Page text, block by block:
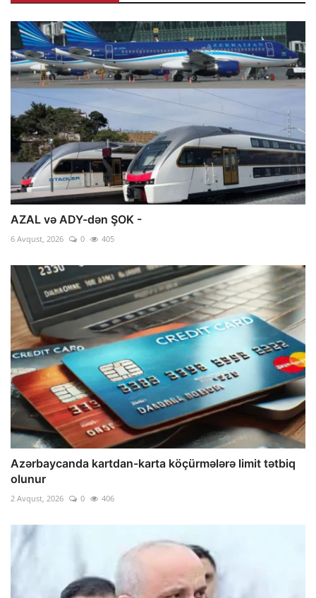
AZAL və ADY-dən ŞOK -
6 Avqust, 2026 0 405
Azərbaycanda kartdan-karta köçürmələrə limit tətbiq
olunur
2 Avqust, 2026 0 406